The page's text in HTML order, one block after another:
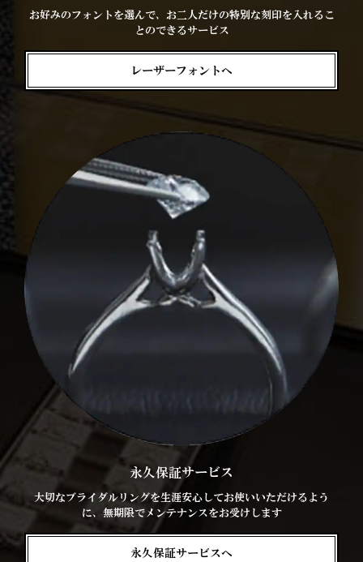
お好みのフォントを選んで、お二人だけの特別な刻印を入れるこ
とのできるサービス
レーザーフォントへ
永久保証サービス
大切なブライダルリングを生涯安心してお使いいただけるよう
に、無期限でメンテナンスをお受けします
永久保証サービスへ